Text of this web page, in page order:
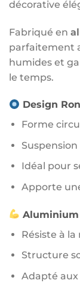
décorative
Fabriqué en
parfaitement
humides et
le temps.
Design
Forme
Idéal pour
Apporte
Résiste à
Structure
Adapté aux